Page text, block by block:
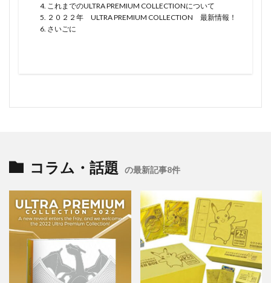
これまでのULTRA PREMIUM COLLECTIONについて
２０２２年 ULTRA PREMIUM COLLECTION 最新情報！
さいごに
コラム・話題 の最新記事8件